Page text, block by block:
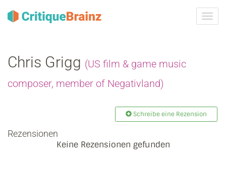
ein-/
Chris Grigg (US film & game music
composer, member of Negativland)
Schreibe eine Rezension
Rezensionen
Keine Rezensionen gefunden